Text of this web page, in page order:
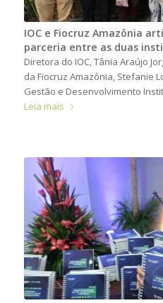
IOC e Fiocruz Amazônia
parceria entre as duas
Diretora do IOC, Tânia Araújo
da Fiocruz Amazônia, Stefanie
Gestão e Desenvolvimento
Leia mais